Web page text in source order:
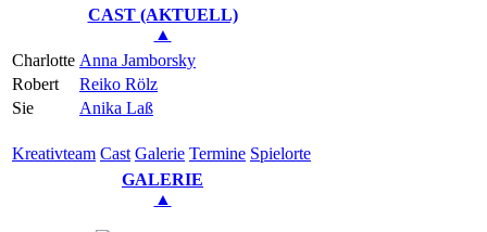
CAST (AKTUELL)
▲
Charlotte Anna Jamborsky
Robert
Reiko Rölz
Sie
Anika Laß
Kreativ­team Cast Gale­rie Ter­mi­ne Spielorte
GALERIE
▲